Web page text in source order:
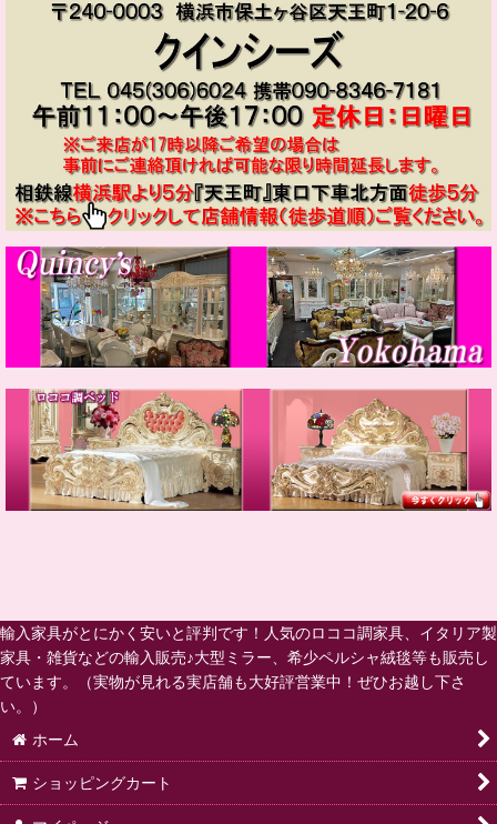
輸入家具がとにかく安いと評判です！人気のロココ調家具、イタリア製
家具・雑貨などの輸入販売♪大型ミラー、希少ペルシャ絨毯等も販売し
ています。（実物が見れる実店舗も大好評営業中！ぜひお越し下さ
い。）
ホーム
ショッピングカート